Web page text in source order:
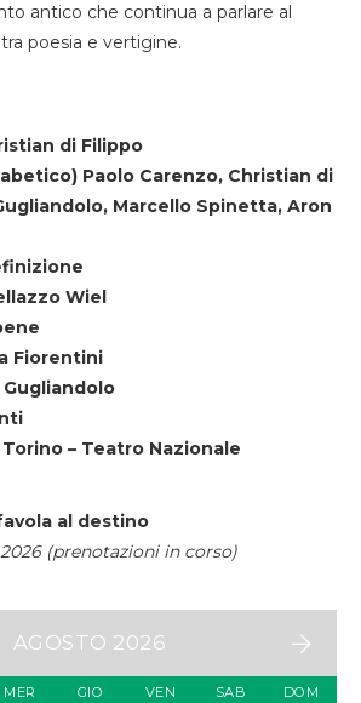
antico che continua a parlare al
poesia e vertigine.
di Filippo
Paolo Carenzo, Christian di
Marcello Spinetta, Aron
Wiel
Fiorentini
– Teatro Nazionale
al destino
(prenotazioni in corso)
AGOSTO 2026
MER GIO VEN SAB DOM